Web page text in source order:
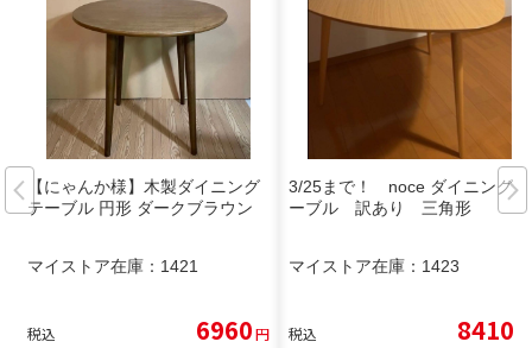
【にゃんか様】木製ダイニング
テーブル 円形 ダークブラウン
マイストア在庫： 1421
税込 6960円
3/25まで！ noce ダイニングテ
ーブル 訳あり 三角形
マイストア在庫： 1423
税込 8410